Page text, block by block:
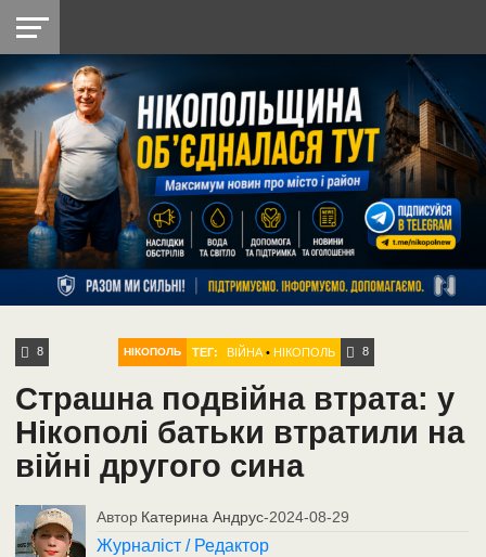
НІКОПОЛЬ
РАЙОН
СІЧЕСЛАВСЬКА
УКРАЇНА
РЕТРО
НІКОПОЛЬ
ЛАЙТ
УКРАЇНА
ДОПОМОГА
РАДІО
8 НІКОПОЛЬ ТЕГ: ВІЙНА •НІКОПОЛЬ 8
Страшна подвійна втрата: у
Нікополі батьки втратили на
війні другого сина
Автор Катерина Андрус-2024-08-29
Журналіст / Редактор